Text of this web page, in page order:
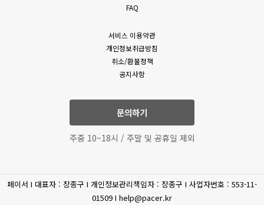
FAQ
서비스 이용약관
개인정보취급방침
취소/환불정책
공지사항
문의하기
주중 10~18시 / 주말 및 공휴일 제외
페이서 I 대표자 : 장종구 I 개인정보관리책임자 : 장종구 I 사업자번호 : 553-11-
01509 I help@pacer.kr